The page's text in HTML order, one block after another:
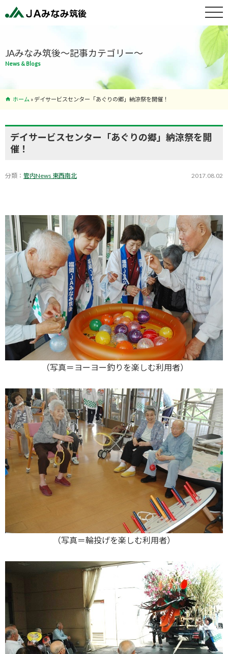
特産物紹介
サービス案
支店･ATM
一覧
JAみなみ筑後～記事カテゴリー～
News & Blogs
ホーム » デイサービスセンター「あぐりの郷」納涼祭を開催！
デイサービスセンター「あぐりの郷」納涼祭を開
催！
分類： 管内News 東西南北 2017.08.02
（写真＝ヨーヨー釣りを楽しむ利用者）
（写真＝輪投げを楽しむ利用者）